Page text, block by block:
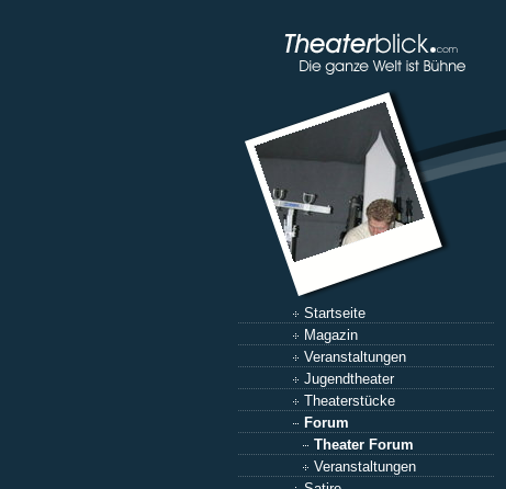
Startseite
Magazin
Veranstaltungen
Jugendtheater
Theaterstücke
Forum
Theater Forum
Veranstaltungen